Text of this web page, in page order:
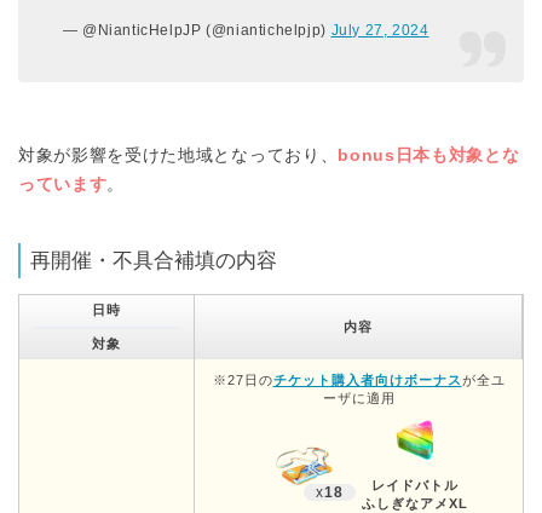
— @NianticHelpJP (@niantichelpjp) July 27, 2024
対象が影響を受けた地域となっており、
bonus日本も対象とな
っています。
再開催・不具合補填の内容
日時
対象
内容
※27日のチケット購入者向けボーナスが全ユ
ーザに適用
x18
レイドバトル
ふしぎなアメXL